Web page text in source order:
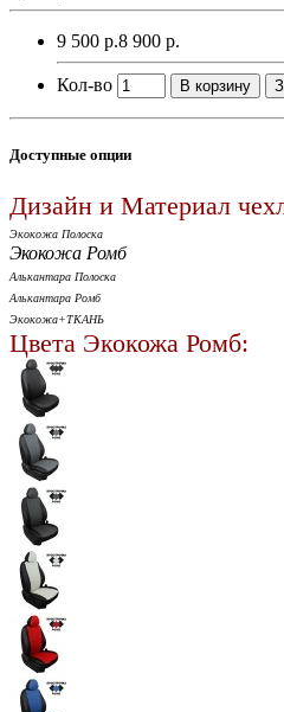
9 500 р.8 900 р.
Кол-во В корзину
Доступные опции
Дизайн и Материал
Экокожа Полоска
Экокожа Ромб
Алькантара Полоска
Алькантара Ромб
Экокожа+ТКАНЬ
Цвета Экокожа Ромб: